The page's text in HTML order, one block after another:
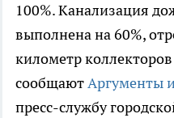
100%. Канализация
выполнена на 60%,
километр
сообщаютАргументы
пресс-службу